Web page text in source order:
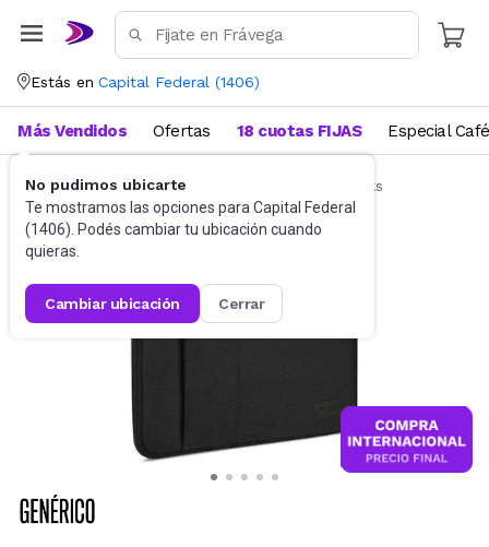
Estás en Capital Federal (1406)
No pudimos ubicarte
Te mostramos las opciones para Capital Federal
(1406). Podés cambiar tu ubicación cuando
quieras.
cambiar ubicación cerrar
Más Vendidos Ofertas 18 cuotas FIJAS Especial Café
Accesorios de Informática Funda Notebooks